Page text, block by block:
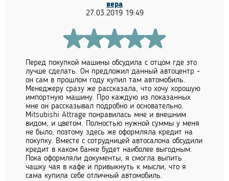
вера
27.03.2019 19:49
Перед покупкой машины обсудила с отцом где это
лучше сделать. Он предложил данный автоцентр -
он сам в прошлом году купил там автомобиль.
Менеджеру сразу же рассказала, что хочу хорошую
импортную машину. Про каждую из показанных
мне он рассказывал подробно и основательно.
Mitsubishi Attrage понравилась мне и внешним
видом, и цветом. Полностью нужной суммы у меня
не было, поэтому здесь же оформляла кредит на
покупку. Вместе с сотрудницей автосалона обсудили
кредит в каком банке будет наиболее выгодным.
Пока оформляли документы, я смогла выпить
чашку чая в кафе и привыкнуть к мысли, что я
сама купила себе отличный автомобиль.